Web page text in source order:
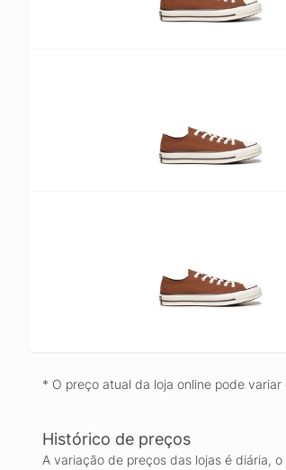
* O preço atual da loja online pode
Histórico de preços
A variação de preços das lojas é diária,